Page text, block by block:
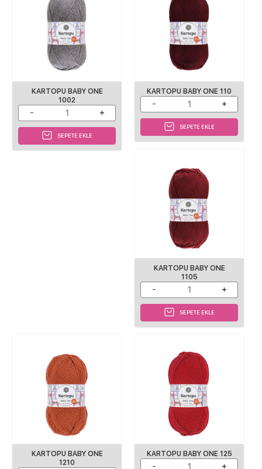
KARTOPU BABY ONE
1002
SEPETE EKLE
KARTOPU BABY ONE 110
SEPETE EKLE
KARTOPU BABY ONE
1105
SEPETE EKLE
KARTOPU BABY ONE
1210
KARTOPU BABY ONE 125